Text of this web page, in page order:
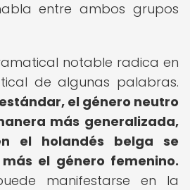
entre ambos grupos
notable radica en
de algunas palabras.
el género neutro
más generalizada,
el holandés belga se
el género femenino.
manifestarse en la